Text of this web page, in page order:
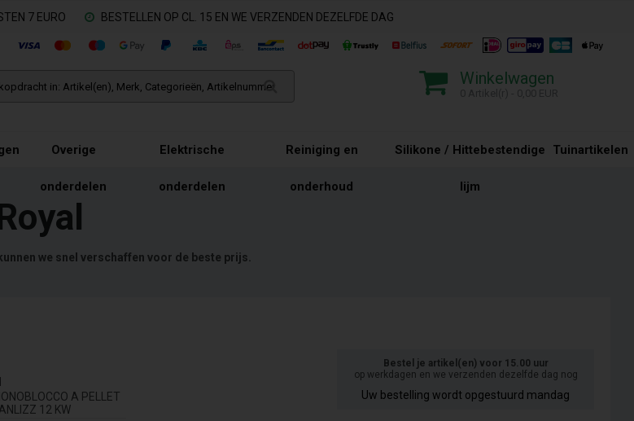
7 EURO BESTELLEN OP CL. 15 EN WE VERZENDEN DEZELFDE DAG
Winkelwagen
Overige
onderdelen
Elektrische
onderdelen
Reiniging en
onderhoud
Silikone / Hittebestendige
lijm
Tuinartikelen
we snel verschaffen voor de beste prijs.
A PELLET
12 KW
Bestel je artikel(en) voor 15.00 uur
op werkdagen en we verzenden dezelfde dag nog
Uw bestelling wordt opgestuurd mandag